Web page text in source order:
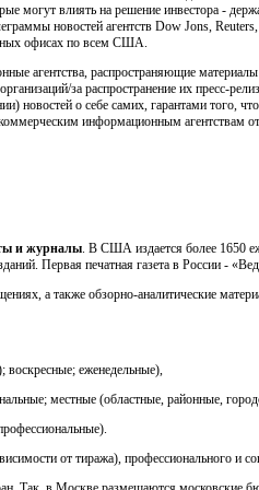
могут влиять на решение инвестора -
новостей агентств Dow Jons,
офисах по всем США.
агентства, распространяющие
за распространение их пресс-
новостей о себе самих, гарантами того,
информационным агентствам
и журналы. В США издается более 1650
Первая печатная газета в России -
а также обзорно-аналитические
еженедельные),
местные (областные, районные,
от тиража), профессионального и